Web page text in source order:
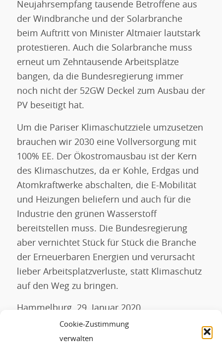
Cookie-Zustimmung
verwalten
Neujahrsempfang tausende Betroffene aus
der Windbranche und der Solarbranche
beim Auftritt von Minister Altmaier lautstark
protestieren. Auch die Solarbranche muss
erneut um Zehntausende Arbeitsplätze
bangen, da die Bundesregierung immer
noch nicht der 52GW Deckel zum Ausbau der
PV beseitigt hat.
Um die Pariser Klimaschutzziele umzusetzen
brauchen wir 2030 eine Vollversorgung mit
100% EE. Der Ökostromausbau ist der Kern
des Klimaschutzes, da er Kohle, Erdgas und
Atomkraftwerke abschalten, die E-Mobilität
und Heizungen beliefern und auch für die
Industrie den grünen Wasserstoff
bereitstellen muss. Die Bundesregierung
aber vernichtet Stück für Stück die Branche
der Erneuerbaren Energien und verursacht
lieber Arbeitsplatzverluste, statt Klimaschutz
auf den Weg zu bringen.
Hammelburg, 29. Januar 2020